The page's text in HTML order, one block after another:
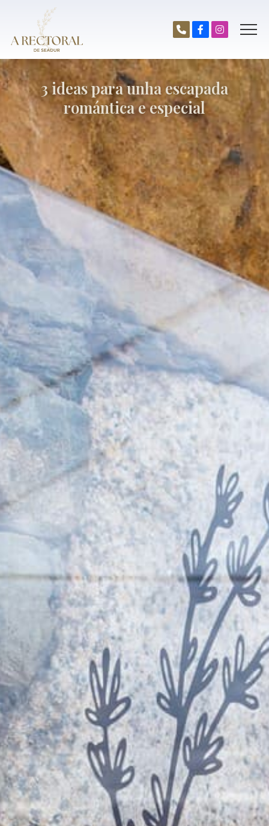
3 ideas para unha escapada
romántica e especial